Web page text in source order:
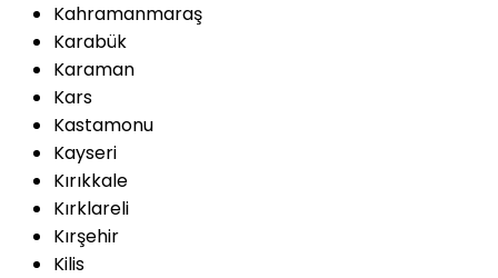
Kahramanmaraş
Karabük
Karaman
Kars
Kastamonu
Kayseri
Kırıkkale
Kırklareli
Kırşehir
Kilis